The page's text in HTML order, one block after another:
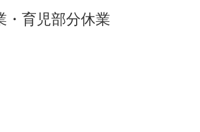
・育児部分休業